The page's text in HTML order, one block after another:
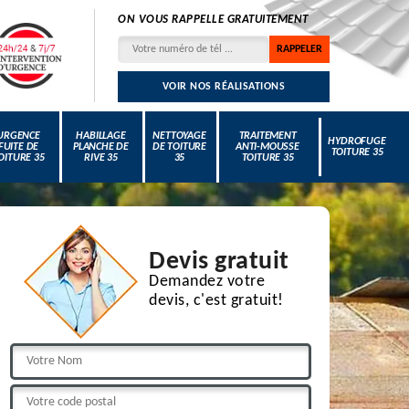
ON VOUS RAPPELLE GRATUITEMENT
VOIR NOS RÉALISATIONS
DE
35
HABILLAGE
PLANCHE DE
RIVE 35
NETTOYAGE
DE TOITURE
35
TRAITEMENT
ANTI-MOUSSE
TOITURE 35
HYDROFUGE
TOITURE 35
Devis gratuit
Demandez votre
devis, c'est gratuit!